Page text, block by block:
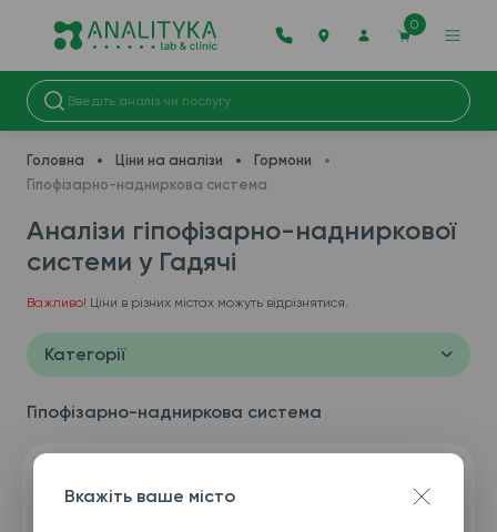
0
Головна Ціни на аналізи
Гормони
Гіпофізарно-надниркова система
Аналізи гіпофізарно-надниркової
системи у Гадячі
Важливо! Ціни в різних містах можуть відрізнятися.
Категорії
Гіпофізарно-надниркова система
Вкажіть ваше місто